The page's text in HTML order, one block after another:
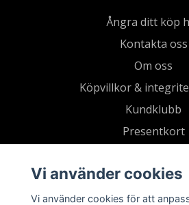
Ångra ditt köp
Kontakta oss
Om oss
Köpvillkor &
Kundklubb
Presentkort
Vi använder cookies
Vi använder cookies för att